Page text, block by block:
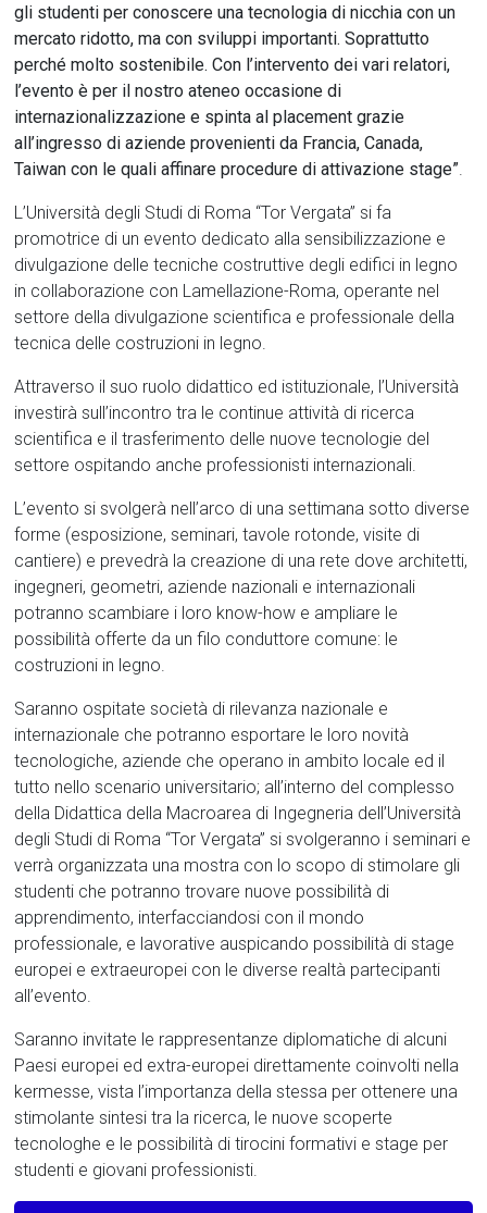
gli studenti per conoscere una tecnologia di nicchia con un
mercato ridotto, ma con sviluppi importanti. Soprattutto
perché molto sostenibile. Con l’intervento dei vari relatori,
l’evento è per il nostro ateneo occasione di
internazionalizzazione e spinta al placement grazie
all’ingresso di aziende provenienti da Francia, Canada,
Taiwan con le quali affinare procedure di attivazione stage”
L’Università degli Studi di Roma “Tor Vergata” si fa
promotrice di un evento dedicato alla sensibilizzazione e
divulgazione delle tecniche costruttive degli edifici in legno
in collaborazione con Lamellazione-Roma, operante nel
settore della divulgazione scientifica e professionale della
tecnica delle costruzioni in legno.
Attraverso il suo ruolo didattico ed istituzionale, l’Università
investirà sull’incontro tra le continue attività di ricerca
scientifica e il trasferimento delle nuove tecnologie del
settore ospitando anche professionisti internazionali.
L’evento si svolgerà nell’arco di una settimana sotto diverse
forme (esposizione, seminari, tavole rotonde, visite di
cantiere) e prevedrà la creazione di una rete dove architetti,
ingegneri, geometri, aziende nazionali e internazionali
potranno scambiare i loro know-how e ampliare le
possibilità offerte da un filo conduttore comune: le
costruzioni in legno.
Saranno ospitate società di rilevanza nazionale e
internazionale che potranno esportare le loro novità
tecnologiche, aziende che operano in ambito locale ed il
tutto nello scenario universitario; all’interno del complesso
della Didattica della Macroarea di Ingegneria dell’Università
degli Studi di Roma “Tor Vergata” si svolgeranno i seminari e
verrà organizzata una mostra con lo scopo di stimolare gli
studenti che potranno trovare nuove possibilità di
apprendimento, interfacciandosi con il mondo
professionale, e lavorative auspicando possibilità di stage
europei e extraeuropei con le diverse realtà partecipanti
all’evento.
Saranno invitate le rappresentanze diplomatiche di alcuni
Paesi europei ed extra-europei direttamente coinvolti nella
kermesse, vista l’importanza della stessa per ottenere una
stimolante sintesi tra la ricerca, le nuove scoperte
tecnologhe e le possibilità di tirocini formativi e stage per
studenti e giovani professionisti.